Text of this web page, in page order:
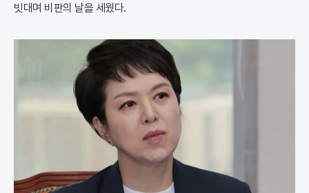
빗대며 비판의 날을 세웠다.